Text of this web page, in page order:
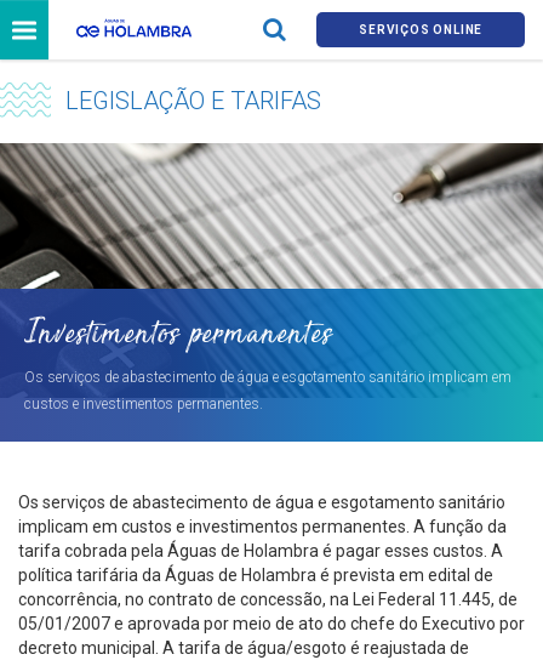
SERVIÇOS ONLINE
LEGISLAÇÃO E TARIFAS
Investimentos permanentes
Os serviços de abastecimento de água e esgotamento sanitário implicam em
custos e investimentos permanentes.
Os serviços de abastecimento de água e esgotamento sanitário
implicam em custos e investimentos permanentes. A função da
tarifa cobrada pela Águas de Holambra é pagar esses custos. A
política tarifária da Águas de Holambra é prevista em edital de
concorrência, no contrato de concessão, na Lei Federal 11.445, de
05/01/2007 e aprovada por meio de ato do chefe do Executivo por
decreto municipal. A tarifa de água/esgoto é reajustada de